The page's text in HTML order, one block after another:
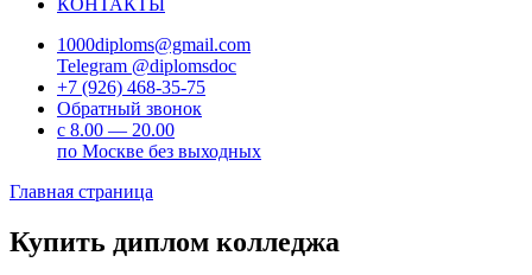
КОНТАКТЫ
1000diploms@gmail.com
Telegram @diplomsdoc
+7 (926) 468-35-75
Обратный звонок
с 8.00 — 20.00
по Москве без выходных
Главная страница
Купить диплом колледжа